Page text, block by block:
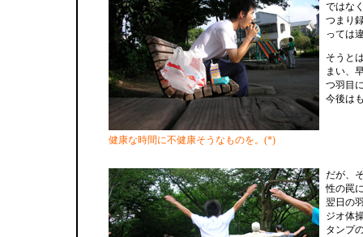
健康な時間に不健康そうなものを。(*)
ではな
つまり
っては
そうと
まい、
つ羽目
今後は
だが、
性の罠
翌日の
ジオ体
タンプ